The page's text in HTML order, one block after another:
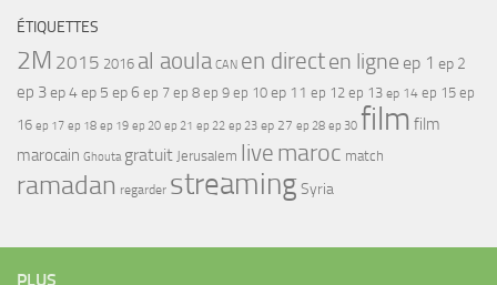
ÉTIQUETTES
2M 2015 2016 al aoula CAN en directen ligne ep 1 ep 2
ep 3ep 4ep 5 ep 6 ep 7 ep 8 ep 9 ep 10 ep 11 ep 12 ep 13 ep 14 ep 15 ep
16 ep 17 ep 18 ep 19 ep 20 ep 21 ep 22 ep 23 ep 27 ep 28 ep 30 film film
marocain Ghouta gratuit Jerusalem live maroc match
ramadan regarder streamingSyria
PLUS